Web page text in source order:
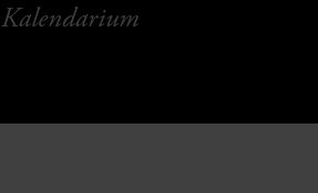
Kalendarium